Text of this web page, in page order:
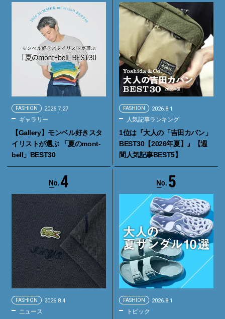
FASHION 2026.7.27
ギャラリー
【Gallery】モンベル好きスタ
イリストが選ぶ 「夏のmont-
bell」BEST30
FASHION 2026.8.1
人気記事ランキング
1位は『大人の「吉田カバン」
BEST30【2026年夏】』【週
間人気記事BEST5】
4
FASHION 2026.8.4
ニュース
5
FASHION 2026.8.1
トピック